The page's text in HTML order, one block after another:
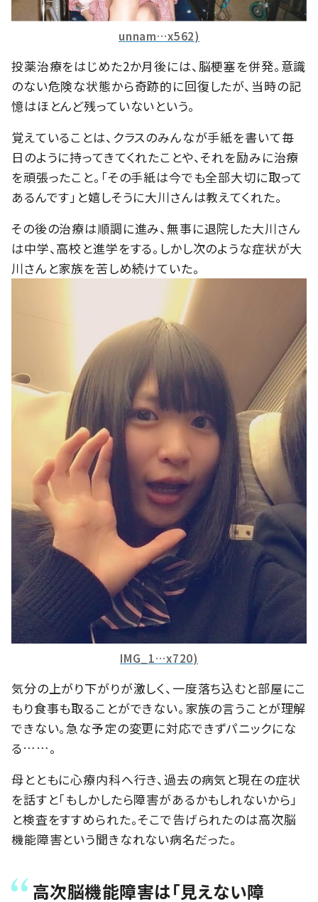
unnam…x562)
投薬治療をはじめた2か月後には、脳梗塞を併発。意識
のない危険な状態から奇跡的に回復したが、当時の記
憶はほとんど残っていないという。
覚えていることは、クラスのみんなが手紙を書いて毎
日のように持ってきてくれたことや、それを励みに治療
を頑張ったこと。「その手紙は今でも全部大切に取って
あるんです」と嬉しそうに大川さんは教えてくれた。
その後の治療は順調に進み、無事に退院した大川さん
は中学、高校と進学をする。しかし次のような症状が大
川さんと家族を苦しめ続けていた。
IMG_1…x720)
気分の上がり下がりが激しく、一度落ち込むと部屋にこ
もり食事も取ることができない。家族の言うことが理解
できない。急な予定の変更に対応できずパニックにな
る……。
母とともに心療内科へ行き、過去の病気と現在の症状
を話すと「もしかしたら障害があるかもしれないから」
と検査をすすめられた。そこで告げられたのは高次脳
機能障害という聞きなれない病名だった。
高次脳機能障害は「見えない障